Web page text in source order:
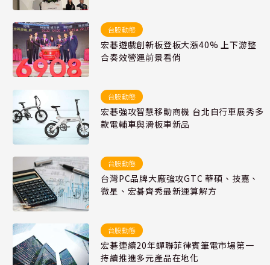
台股動態
宏碁遊戲創新板登板大漲40% 上下游整
合奏效營運前景看俏
台股動態
宏碁強攻智慧移動商機 台北自行車展秀多
款電輔車與滑板車新品
台股動態
台灣PC品牌大廠強攻GTC 華碩、技嘉、
微星、宏碁齊秀最新運算解方
台股動態
宏碁連續20年蟬聯菲律賓筆電市場第一
持續推進多元產品在地化